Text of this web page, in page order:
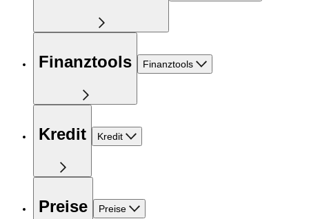
Finanztools Finanztools
Kredit Kredit
Preise Preise